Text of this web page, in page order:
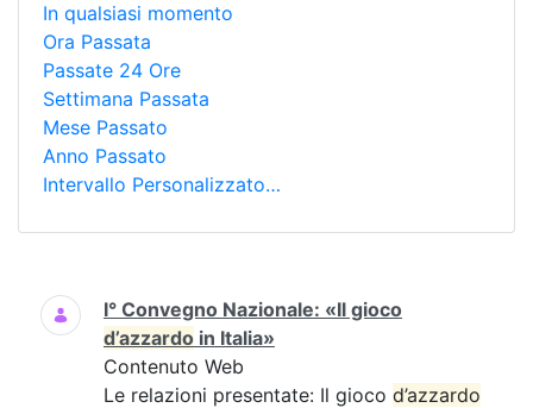
In qualsiasi momento
Ora Passata
Passate 24 Ore
Settimana Passata
Mese Passato
Anno Passato
Intervallo Personalizzato…
Ricerca
I° Convegno Nazionale: «Il gioco
d’azzardo in Italia»
Contenuto Web
Le relazioni presentate: Il gioco d’azzardo